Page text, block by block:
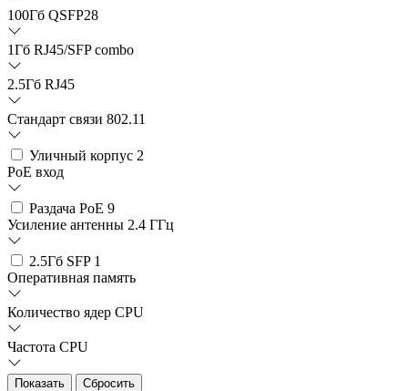
100Гб QSFP28
1Гб RJ45/SFP combo
2.5Гб RJ45
Стандарт связи 802.11
Уличный корпус 2
PoE вход
Раздача PoE 9
Усиление антенны 2.4 ГГц
2.5Гб SFP 1
Оперативная память
Количество ядер CPU
Частота CPU
Сбросить